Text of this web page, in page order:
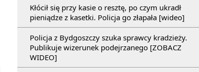
Kłócił się przy kasie o resztę, po czym ukradł
pieniądze z kasetki. Policja go złapała [wideo]
Policja z Bydgoszczy szuka sprawcy kradzieży.
Publikuje wizerunek podejrzanego [ZOBACZ
WIDEO]